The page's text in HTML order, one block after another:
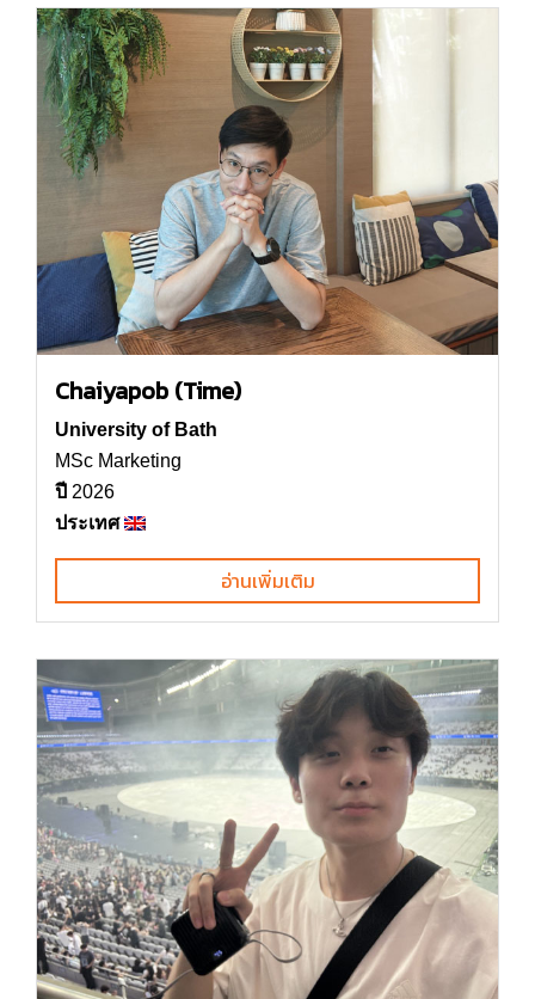
Chaiyapob (Time)
University of Bath
MSc Marketing
ปี 2026
ประเทศ
อ่านเพิ่มเติม